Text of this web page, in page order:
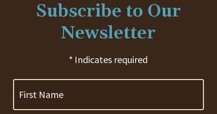
Subscribe to Our
Newsletter
* Indicates required
Name